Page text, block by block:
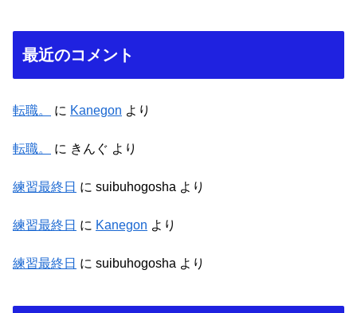
最近のコメント
転職。 に Kanegon より
転職。 に きんぐ より
練習最終日 に suibuhogosha より
練習最終日 に Kanegon より
練習最終日 に suibuhogosha より